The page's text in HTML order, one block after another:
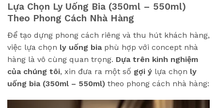
Lựa Chọn Ly Uống Bia (350ml – 550ml)
Theo Phong Cách Nhà Hàng
Để tạo dựng phong cách riêng và thu hút khách hàng,
việc lựa chọn ly uống biaphù hợp với concept nhà
hàng là vô cùng quan trọng. Dựa trên kinh nghiệm
của chúng tôi, xin đưa ra một số gợi ý lựa chọn ly
uống bia (350ml – 550ml) theo phong cách nhà hàng: